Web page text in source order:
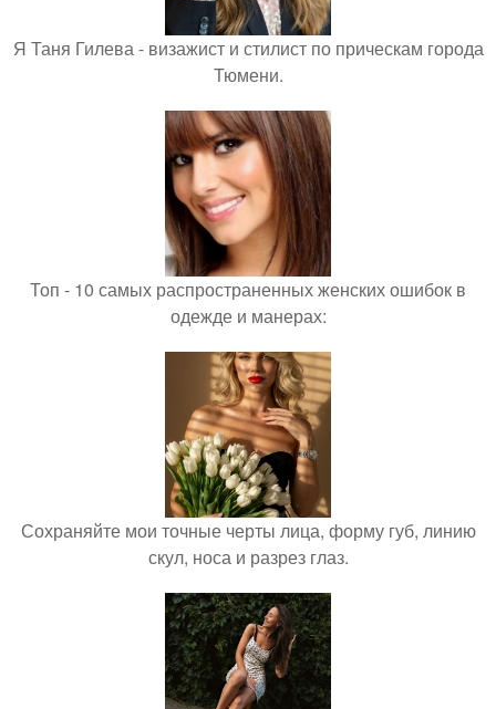
Я Таня Гилева - визажист и стилист по прическам города
Тюмени.
Топ - 10 самых распространенных женских ошибок в
одежде и манерах:
Сохраняйте мои точные черты лица, форму губ, линию
скул, носа и разрез глаз.